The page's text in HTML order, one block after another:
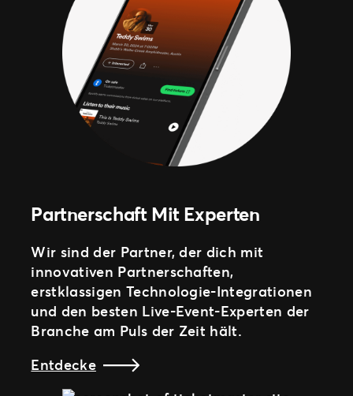
Partnerschaft Mit Experten
Wir sind der Partner, der dich mit
innovativen Partnerschaften,
erstklassigen Technologie-Integrationen
und den besten Live-Event-Experten der
Branche am Puls der Zeit hält.
Entdecke